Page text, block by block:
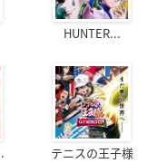
HUNTER...
テニスの王子様